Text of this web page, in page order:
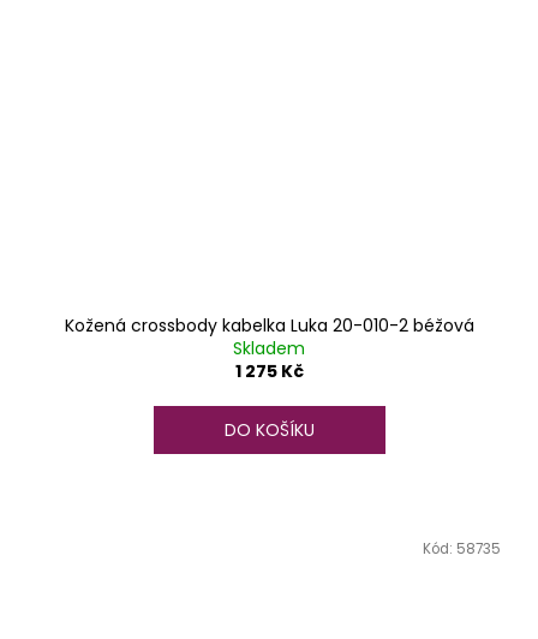
Kožená crossbody kabelka Luka 20-010-2 béžová
Skladem
1 275 Kč
DO KOŠÍKU
Kód: 58735